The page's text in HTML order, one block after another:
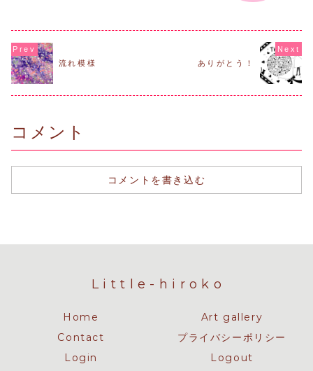
流れ模様 ありがとう！
コメント
コメントを書き込む
Little-hiroko
Home
Art gallery
Contact
プライバシーポリシー
Login
Logout